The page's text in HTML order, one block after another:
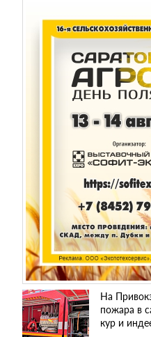
На
пожара в
кур и
sarnovosti.ru/7/